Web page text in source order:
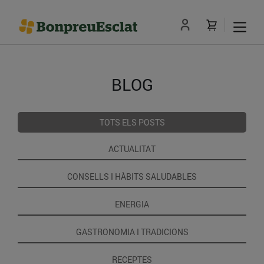
BLOG
TOTS ELS POSTS
ACTUALITAT
CONSELLS I HÀBITS SALUDABLES
ENERGIA
GASTRONOMIA I TRADICIONS
RECEPTES